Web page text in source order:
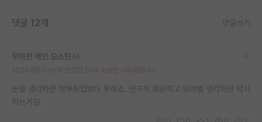
댓글 12개 댓글쓰기
우아한 제인 오스틴
누적 신고가 20개 이상인 사용자입니다.
돈을 생각하면 학부취업보다 못하죠. 연구직 희망하고 워라벨 생각하면 박사
하는거임